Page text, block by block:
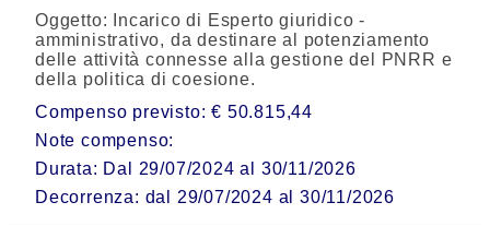
Oggetto:
Incarico di Esperto giuridico -
amministrativo, da destinare al potenziamento
delle attività connesse alla gestione del PNRR e
della politica di coesione.
Compenso previsto: € 50.815,44
Note compenso:
Durata: Dal 29/07/2024 al 30/11/2026
Decorrenza: dal 29/07/2024 al 30/11/2026